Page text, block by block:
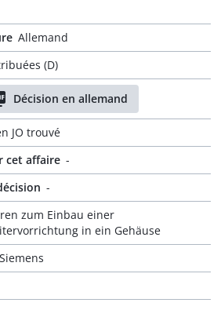
Allemand
(D)
Décision en allemand
JO trouvé
cet affaire -
-
zum Einbau einer
in ein Gehäuse
Siemens